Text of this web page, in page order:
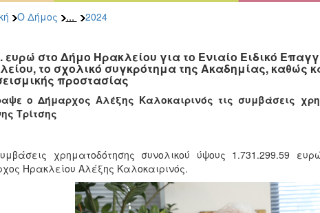
Ο Δήμος ... 2024
ευρώ στο Δήμο Ηρακλείου για το Ενιαίο Ειδικό
το σχολικό συγκρότημα της Ακαδημίας, καθώς
προστασίας
ο Δήμαρχος Αλέξης Καλοκαιρινός τις συμβάσεις
Τρίτσης
χρηματοδότησης συνολικού ύψους 1.731.299.59
Ηρακλείου Αλέξης Καλοκαιρινός.